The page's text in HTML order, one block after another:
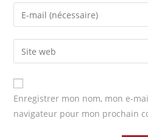
Enregistrer mon nom, mon e-
navigateur pour mon prochain